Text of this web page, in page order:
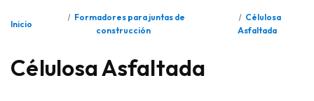
Inicio
Formadores para juntas de
construcción
Célulosa
Asfaltada
Célulosa Asfaltada